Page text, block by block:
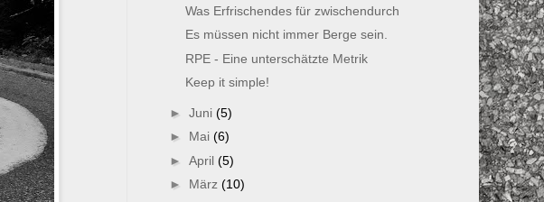
Was Erfrischendes für zwischendurch
Es müssen nicht immer Berge sein.
RPE - Eine unterschätzte Metrik
Keep it simple!
► Juni (5)
► Mai (6)
► April (5)
► März (10)